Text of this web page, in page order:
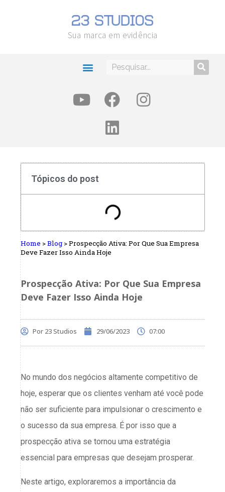
Sua marca em evidência
Tópicos do post
Home >Blog >Prospecção Ativa: Por Que Sua Empresa
Deve Fazer Isso Ainda Hoje
Prospecção Ativa: Por Que Sua Empresa
Deve Fazer Isso Ainda Hoje
Por 23 Studios 29/06/2023 07:00
No mundo dos negócios altamente competitivo de
hoje, esperar que os clientes venham até você pode
não ser suficiente para impulsionar o crescimento e
o sucesso da sua empresa. É por isso que a
prospecção ativa se tornou uma estratégia
essencial para empresas que desejam prosperar.
Neste artigo, exploraremos a importância da